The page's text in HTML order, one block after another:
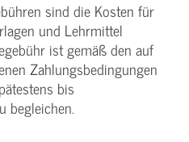
sind die Kosten für
und Lehrmittel
ist gemäß den auf
Zahlungsbedingungen
bis
begleichen.